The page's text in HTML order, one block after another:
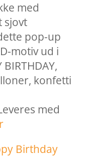
med
sjovt
pop-up
motiv ud i
konfetti
med